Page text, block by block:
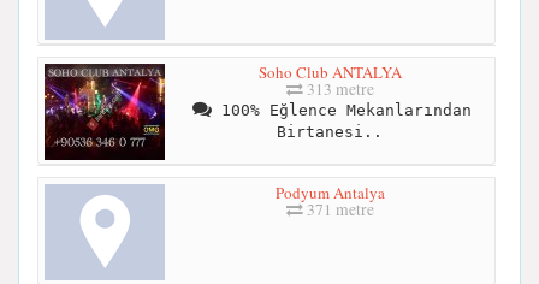
Soho Club ANTALYA
313 metre
100% Eğlence Mekanlarından
Birtanesi..
Podyum Antalya
371 metre